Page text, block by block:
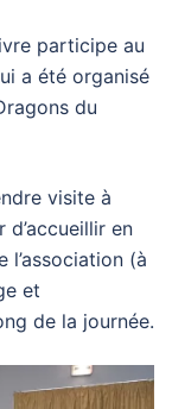
participe au
a été organisé
du
visite à
en
l’association (à
et
de la journée.